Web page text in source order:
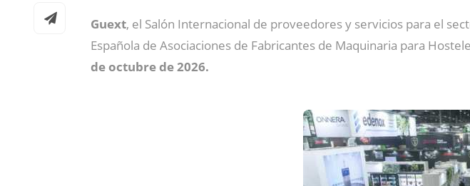
Guext, el Salón Internacional de proveedores y servicios para el
Española de Asociaciones de Fabricantes de Maquinaria para
de octubre de 2026.